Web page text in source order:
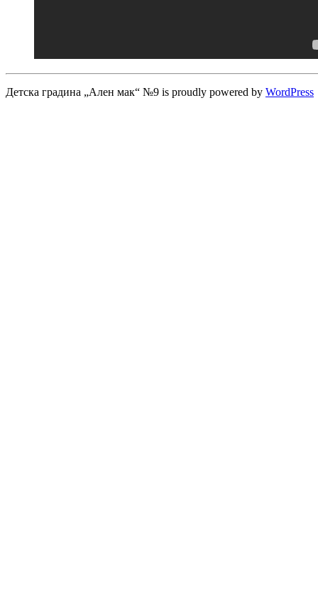
Детска градина „Ален мак“ №9 is proudly powered by WordPress